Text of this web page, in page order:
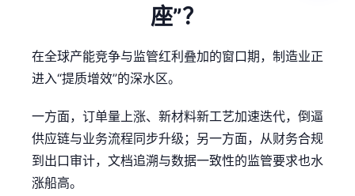
座”？
在全球产能竞争与监管红利叠加的窗口期，制造业正
进入“提质增效”的深水区。
一方面，订单量上涨、新材料新工艺加速迭代，倒逼
供应链与业务流程同步升级；另一方面，从财务合规
到出口审计，文档追溯与数据一致性的监管要求也水
涨船高。